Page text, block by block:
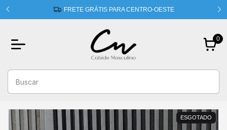
FRETE GRÁTIS PARA CENTRO-OESTE
0
ESGOTADO